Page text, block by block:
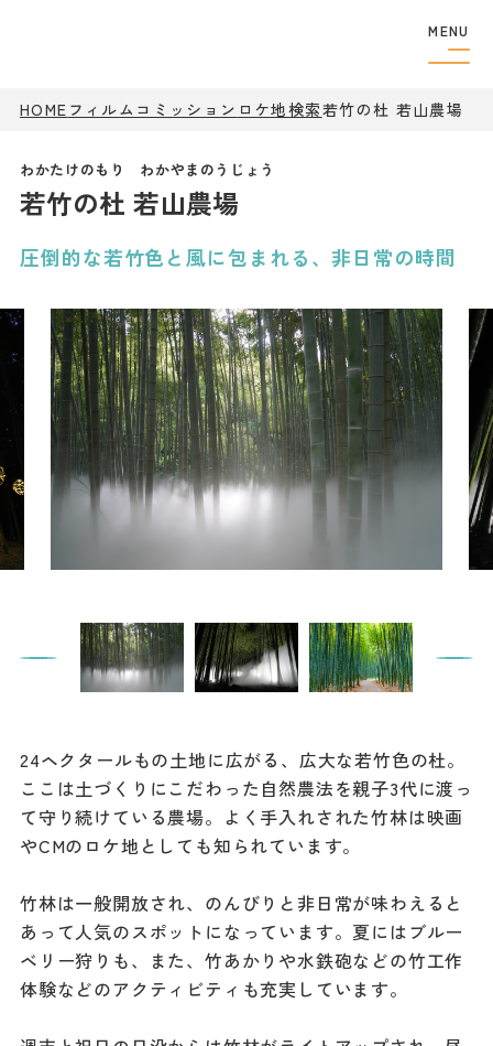
MENU
HOME フィルムコミッション ロケ地検索若竹の杜 若山農場
若竹の杜 若山農場
圧倒的な若竹色と風に包まれる、非日常の時間
24ヘクタールもの土地に広がる、広大な若竹色の杜。
ここは土づくりにこだわった自然農法を親子3代に渡っ
て守り続けている農場。よく手入れされた竹林は映画
やCMのロケ地としても知られています。
竹林は一般開放され、のんびりと非日常が味わえると
あって人気のスポットになっています。夏にはブルー
ベリー狩りも、また、竹あかりや水鉄砲などの竹工作
体験などのアクティビティも充実しています。
フィルムコミッショ
ロケ地巡り
観光案内
特集
イベント
宿泊
アクセス
Languag
e
フォトダウン
ロード
パンフレット
ダウンロード